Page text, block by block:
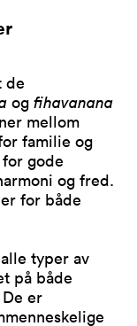
de
og fihavanana
mellom
familie og
gode
og fred.
for både
typer av
på både
er